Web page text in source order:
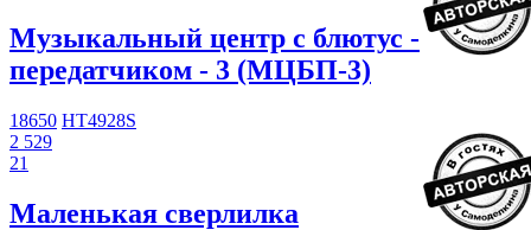
Музыкальный центр с блютус -
передатчиком - 3 (МЦБП-3)
18650 HT4928S
2 529
21
Маленькая сверлилка